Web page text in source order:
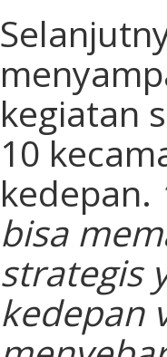
kegiatan
10
kedepan.
bisa
strategis
kedepan